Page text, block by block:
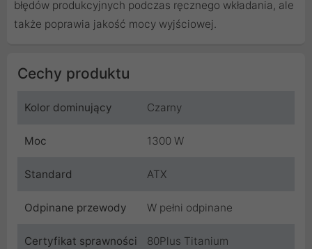
błędów produkcyjnych podczas ręcznego wkładania, ale
także poprawia jakość mocy wyjściowej.
Cechy produktu
Kolor dominujący Czarny
Moc 1300 W
Standard ATX
Odpinane przewody W pełni odpinane
Certyfikat sprawności 80Plus Titanium